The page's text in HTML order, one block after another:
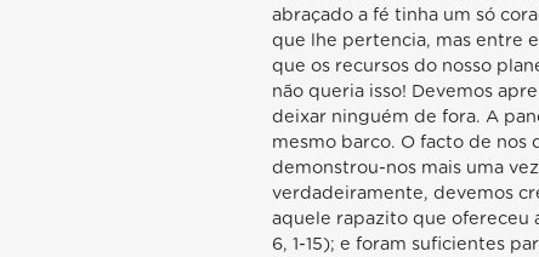
abraçado a fé tinha um só
que lhe pertencia, mas entre
que os recursos do nosso
não queria isso! Devemos
deixar ninguém de fora. A
mesmo barco. O facto de nos
demonstrou-nos mais uma
verdadeiramente, devemos
aquele rapazito que ofereceu
6, 1-15); e foram suficientes